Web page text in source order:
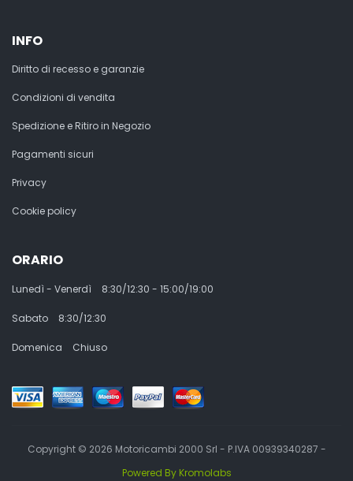
INFO
Diritto di recesso e garanzie
Condizioni di vendita
Spedizione e Ritiro in Negozio
Pagamenti sicuri
Privacy
Cookie policy
ORARIO
Lunedì - Venerdì 8:30/12:30 - 15:00/19:00
Sabato 8:30/12:30
Domenica Chiuso
Copyright © 2026 Motoricambi 2000 Srl - P.IVA 00939340287 -
Powered By Kromolabs